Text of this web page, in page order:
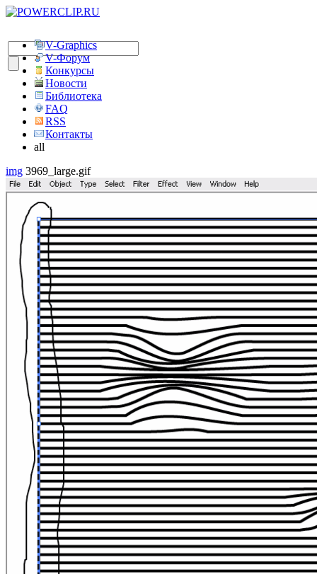
V-Graphics
V-Форум
Конкурсы
Новости
Библиотека
FAQ
RSS
Контакты
all
img 3969_large.gif